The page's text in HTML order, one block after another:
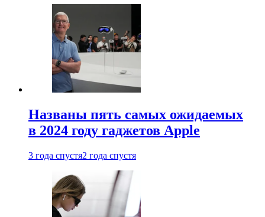
Названы пять самых ожидаемых
в 2024 году гаджетов Apple
3 года спустя2 года спустя